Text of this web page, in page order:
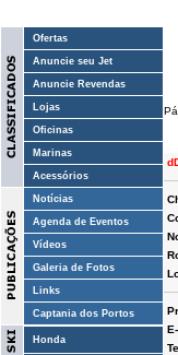
Ofertas
Anuncie seu Jet
Anuncie Revendas
Lojas
Oficinas
Marinas
Acessórios
Notícias
Agenda de Eventos
Vídeos
Galeria de Fotos
Links
Captania dos Portos
Honda